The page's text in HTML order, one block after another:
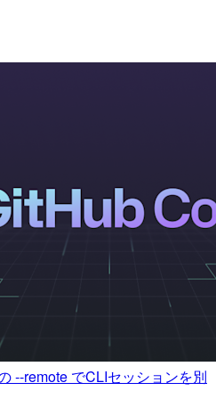
--remote でCLIセッションを別